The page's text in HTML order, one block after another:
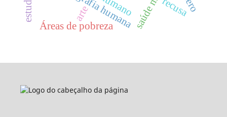
Áreas de pobreza
arte recusa